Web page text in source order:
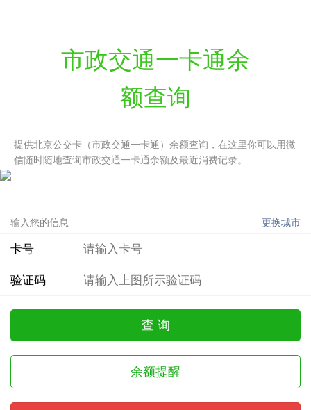
市政交通一卡通余
额查询
提供北京公交卡（市政交通一卡通）余额查询，在这里你可以用微
信随时随地查询市政交通一卡通余额及最近消费记录。
输入您的信息 更换城市
卡号
验证码
余额提醒